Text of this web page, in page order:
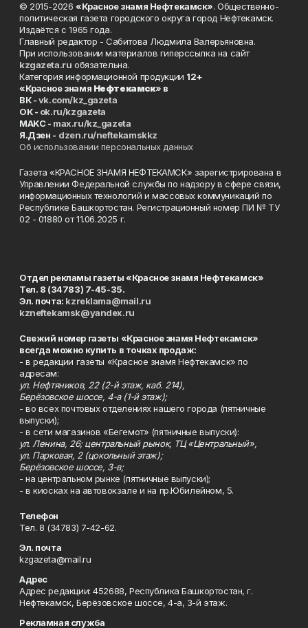
© 2015-2026 «Красное знамя Нефтекамск». Общественно-
политическая газета городского округа город Нефтекамск.
Издаётся с 1965 года.
Главный редактор - Сабитова Людмила Валерьяновна.
При использовании материалов гиперссылка на сайт
kzgazeta.ru обязательна.
Категория информационной продукции 12+
«Красное знамя Нефтекамск» в
ВК -vk.com/kz_gazeta
ОК - ok.ru/kzgazeta
MAKC - max.ru/kz_gazeta
Я.Дзен - dzen.ru/neftekamskkz
Об использовании персональных данных
Газета «КРАСНОЕ ЗНАМЯ НЕФТЕКАМСК» зарегистрирована в
Управлении Федеральной службы по надзору в сфере связи,
информационных технологий и массовых коммуникаций по
Республике Башкортостан. Регистрационный номер ПИ № ТУ
02 - 01880 от 11.06.2025 г.
Отдел рекламы газеты «Красное знамя Нефтекамск»
Тел. 8 (34783) 7-45-35.
Эл. почта: kzreklama@mail.ru
kzneftekamsk@yandex.ru
Свежий номер газеты «Красное знамя Нефтекамск»
всегда можно купить в точках продаж:
- в редакции газеты «Красное знамя Нефтекамск» по
адресам:
ул. Нефтяников, 22 (2-й этаж, каб. 214),
Берёзовское шоссе, 4-а (1-й этаж);
- во всех почтовых отделениях нашего города (пятничные
выпуски);
- в сети магазинов «Бегемот» (пятничные выпуски):
ул. Ленина, 26; центральный рынок, ТЦ «Центральный»,
ул. Парковая, 2 (цокольный этаж);
Берёзовское шоссе, 3-в;
- на центральном рынке (пятничные выпуски);
- в киосках на автовокзале и на пр.Юбилейном, 5.
Телефон
Тел. 8 (34783) 7-42-62.
Эл. почта
kzgazeta@mail.ru
Адрес
Адрес редакции: 452688, Республика Башкортостан, г.
Нефтекамск, Берёзовское шоссе, 4-а, 3-й этаж.
Рекламная служба